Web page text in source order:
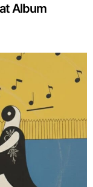
Album